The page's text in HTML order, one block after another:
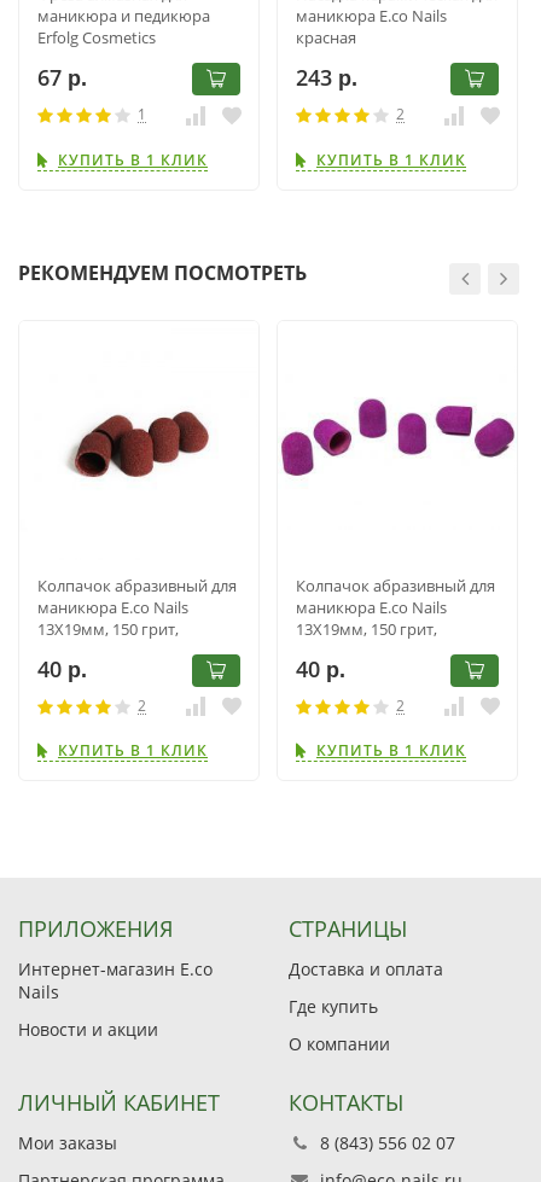
маникюра и педикюра
Erfolg Cosmetics
67 р.
1
КУПИТЬ В 1 КЛИК
маникюра E.co Nails
красная
243 р.
2
КУПИТЬ В 1 КЛИК
РЕКОМЕНДУЕМ ПОСМОТРЕТЬ
Колпачок абразивный для
маникюра E.co Nails
13Х19мм, 150 грит,
40 р.
2
КУПИТЬ В 1 КЛИК
Колпачок абразивный для
маникюра E.co Nails
13Х19мм, 150 грит,
40 р.
2
КУПИТЬ В 1 КЛИК
ПРИЛОЖЕНИЯ
Интернет-магазин E.co
Nails
Новости и акции
СТРАНИЦЫ
Доставка и оплата
Где купить
О компании
ЛИЧНЫЙ КАБИНЕТ
Мои заказы
КОНТАКТЫ
8 (843) 556 02 07